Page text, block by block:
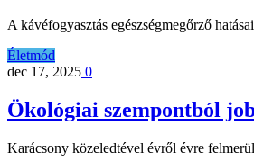
A kávéfogyasztás egészségmegőrző
Életmód
dec 17, 2025 0
Ökológiai szempontból
Karácsony közeledtével évről évre